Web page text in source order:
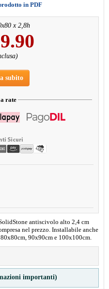
in PDF
x 2,8h
subito
rate
antiscivolo alto 2,4 cm
nel prezzo. Installabile anche
90x90cm e 100x100cm.
importanti)